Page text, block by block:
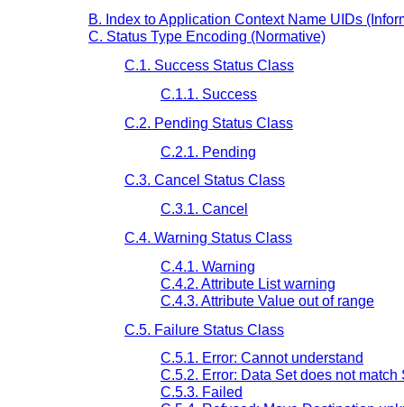
B. Index to Application Context Name UIDs
C. Status Type Encoding (Normative)
C.1. Success Status Class
C.1.1. Success
C.2. Pending Status Class
C.2.1. Pending
C.3. Cancel Status Class
C.3.1. Cancel
C.4. Warning Status Class
C.4.1. Warning
C.4.2. Attribute List warning
C.4.3. Attribute Value out of range
C.5. Failure Status Class
C.5.1. Error: Cannot understand
C.5.2. Error: Data Set does not match
C.5.3. Failed